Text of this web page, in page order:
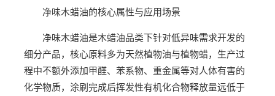
净味木蜡油的核心属性与应用场景
净味木蜡油是木蜡油品类下针对低异味需求开发的
细分产品，核心原料多为天然植物油与植物蜡，生产过
程中不额外添加甲醛、苯系物、重金属等对人体有害的
化学物质，涂刷完成后挥发性有机化合物释放量远低于